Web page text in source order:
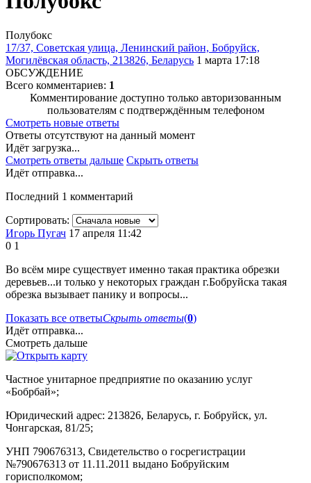
Полубокс
17/37, Советская улица, Ленинский район, Бобруйск,
Могилёвская область, 213826, Беларусь 1 марта 17:18
ОБСУЖДЕНИЕ
Всего комментариев: 1
Комментирование доступно только авторизованным
пользователям с подтверждённым телефоном
Смотреть новые ответы
Ответы отсутствуют на данный момент
Идёт загрузка...
Смотреть ответы дальше Скрыть ответы
Идёт отправка...
Последний 1 комментарий
Сортировать:
Игорь Пугач 17 апреля 11:42
0 1
Во всём мире существует именно такая практика обрезки
деревьев...и только у некоторых граждан г.Бобруйска такая
обрезка вызывает панику и вопросы...
Показать все ответыСкрыть ответы(0)
Идёт отправка...
Смотреть дальше
Частное унитарное предприятие по оказанию услуг
«Бобрбай»;
Юридический адрес: 213826, Беларусь, г. Бобруйск, ул.
Чонгарская, 81/25;
УНП 790676313, Свидетельство о госрегистрации
№790676313 от 11.11.2011 выдано Бобруйским
горисполкомом;